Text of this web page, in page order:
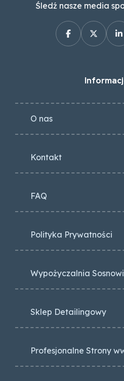
Śledź nasze media
O nas
Kontakt
FAQ
Polityka Prywatności
Wypożyczalnia
Sklep Detailingowy
Profesjonalne Strony